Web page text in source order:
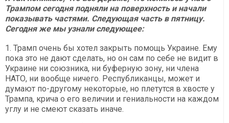
Трампом сегодня подняли на поверхность и начали
показывать частями. Следующая часть в пятницу.
Сегодня же мы узнали следующее:
1. Трамп очень бы хотел закрыть помощь Украине. Ему
пока это не дают сделать, но он сам по себе не видит в
Украине ни союзника, ни буферную зону, ни члена
НАТО, ни вообще ничего. Республиканцы, может и
думают по-другому некоторые, но плетутся в хвосте у
Трампа, крича о его величии и гениальности на каждом
углу и не смеют сказать иначе.